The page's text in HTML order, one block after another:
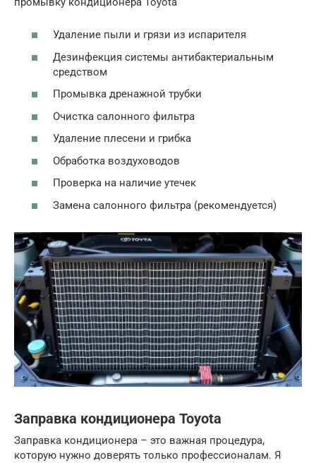
Удаление пыли и грязи из испарителя
Дезинфекция системы антибактериальным
средством
Промывка дренажной трубки
Очистка салонного фильтра
Удаление плесени и грибка
Обработка воздуховодов
Проверка на наличие утечек
Замена салонного фильтра (рекомендуется)
Заправка кондиционера Toyota
Заправка кондиционера – это важная процедура,
которую нужно доверять только профессионалам. Я